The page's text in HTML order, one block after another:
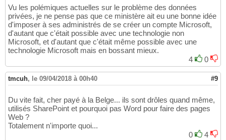
Vu les polémiques actuelles sur le problème des données
privées, je ne pense pas que ce ministère ait eu une bonne idée
d'imposer à ses administrés de se créer un compte Microsoft,
d'autant que c'était possible avec une technologie non
Microsoft, et d'autant que c'était même possible avec une
technologie Microsoft mais en bossant mieux.
4
0
tmcuh, le 09/04/2018 à 00h40 #9
Du vite fait, cher payé à la Belge... ils sont drôles quand même,
utilisés SharePoint et pourquoi pas Word pour faire des pages
Web ?
Totalement n'importe quoi...
0
4